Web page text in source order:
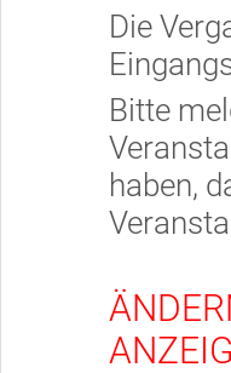
Die
Bitte
haben,